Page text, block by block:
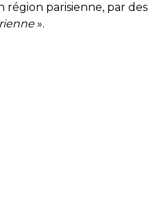
région parisienne, par des
».